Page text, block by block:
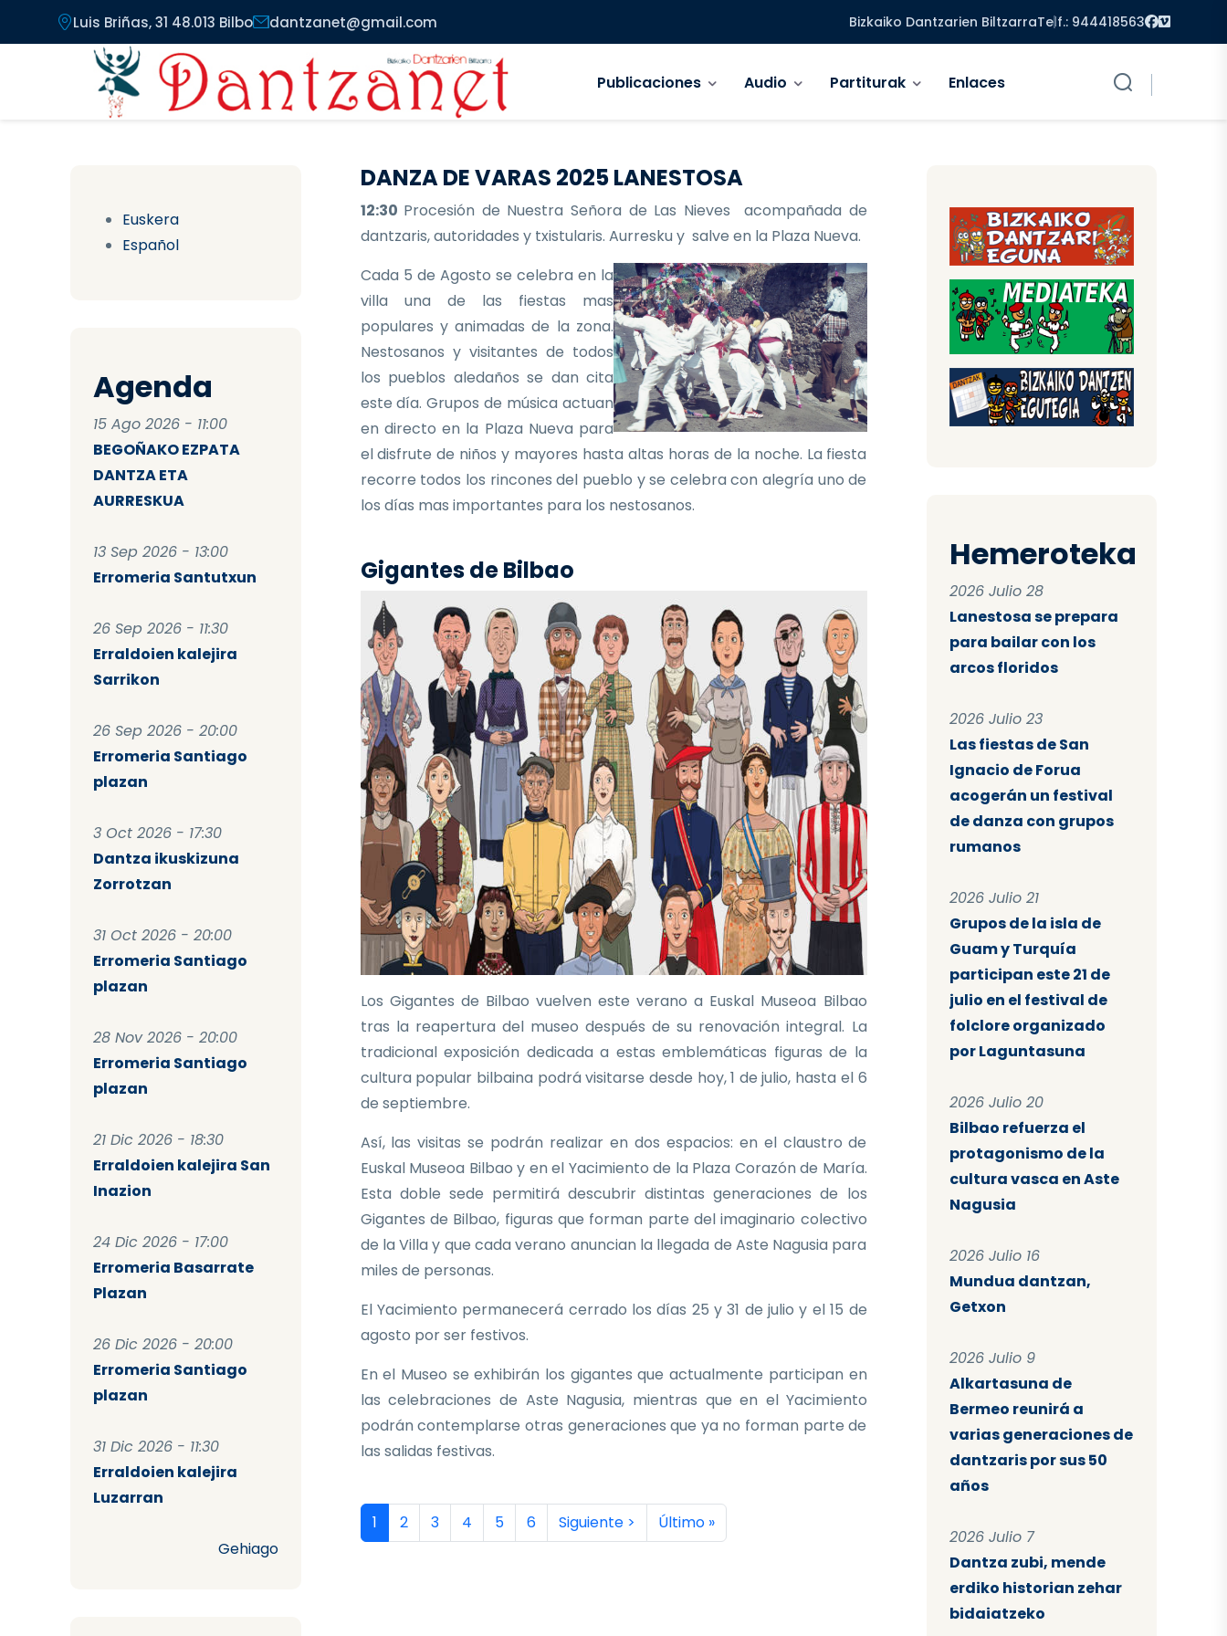
Pasar al contenido principal
Luis Briñas, 31 48.013 Bilbo dantzanet@gmail.com Bizkaiko Dantzarien BiltzarraTelf.: 944418563 Facebook
Vimeo
Publicaciones Audio Partiturak Enlaces
Euskera
Español
Agenda
15 Ago 2026 - 11:00
BEGOÑAKO EZPATA
DANTZA ETA
AURRESKUA
13 Sep 2026 - 13:00
Erromeria Santutxun
26 Sep 2026 - 11:30
Erraldoien kalejira
Sarrikon
26 Sep 2026 - 20:00
Erromeria Santiago
plazan
3 Oct 2026 - 17:30
Dantza ikuskizuna
Zorrotzan
31 Oct 2026 - 20:00
Erromeria Santiago
plazan
28 Nov 2026 - 20:00
Erromeria Santiago
plazan
21 Dic 2026 - 18:30
Erraldoien kalejira San
Inazion
24 Dic 2026 - 17:00
Erromeria Basarrate
Plazan
26 Dic 2026 - 20:00
Erromeria Santiago
plazan
31 Dic 2026 - 11:30
Erraldoien kalejira
Luzarran
Gehiago
DANZA DE VARAS 2025 LANESTOSA
12:30 Procesión de Nuestra Señora de Las Nieves acompañada de
dantzaris, autoridades y txistularis. Aurresku y salve en la Plaza Nueva.
Cada 5 de Agosto se celebra en la
villa una de las fiestas mas
populares y animadas de la zona.
Nestosanos y visitantes de todos
los pueblos aledaños se dan cita
este día. Grupos de música actuan
en directo en la Plaza Nueva para
el disfrute de niños y mayores hasta altas horas de la noche. La fiesta
recorre todos los rincones del pueblo y se celebra con alegría uno de
los días mas importantes para los nestosanos.
Gigantes de Bilbao
Los Gigantes de Bilbao vuelven este verano a Euskal Museoa Bilbao
tras la reapertura del museo después de su renovación integral. La
tradicional exposición dedicada a estas emblemáticas figuras de la
cultura popular bilbaina podrá visitarse desde hoy, 1 de julio, hasta el 6
de septiembre.
Así, las visitas se podrán realizar en dos espacios: en el claustro de
Euskal Museoa Bilbao y en el Yacimiento de la Plaza Corazón de María.
Esta doble sede permitirá descubrir distintas generaciones de los
Gigantes de Bilbao, figuras que forman parte del imaginario colectivo
de la Villa y que cada verano anuncian la llegada de Aste Nagusia para
miles de personas.
El Yacimiento permanecerá cerrado los días 25 y 31 de julio y el 15 de
agosto por ser festivos.
En el Museo se exhibirán los gigantes que actualmente participan en
las celebraciones de Aste Nagusia, mientras que en el Yacimiento
podrán contemplarse otras generaciones que ya no forman parte de
las salidas festivas.
Paginación
Página actual
1 Página
2 Página
3 Página
4 Página
5 Página
6 Siguiente página
Siguiente > Última página
Último »
Hemeroteka
2026 Julio 28
Lanestosa se prepara
para bailar con los
arcos floridos
2026 Julio 23
Las fiestas de San
Ignacio de Forua
acogerán un festival
de danza con grupos
rumanos
2026 Julio 21
Grupos de la isla de
Guam y Turquía
participan este 21 de
julio en el festival de
folclore organizado
por Laguntasuna
2026 Julio 20
Bilbao refuerza el
protagonismo de la
cultura vasca en Aste
Nagusia
2026 Julio 16
Mundua dantzan,
Getxon
2026 Julio 9
Alkartasuna de
Bermeo reunirá a
varias generaciones de
dantzaris por sus 50
años
2026 Julio 7
Dantza zubi, mende
erdiko historian zehar
bidaiatzeko